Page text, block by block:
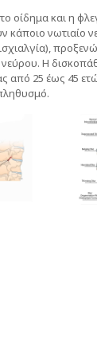
οίδημα και η
κάποιο νωτιαίο
Η
από 25 έως 45